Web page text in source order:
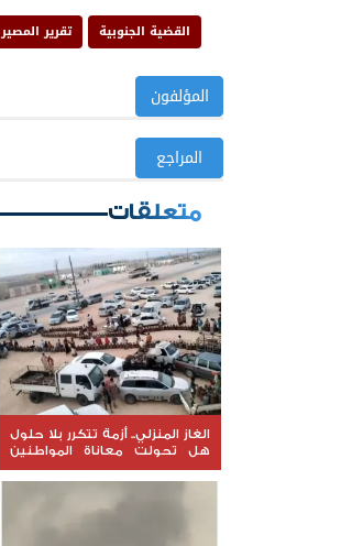
القضية الجنوبية تقرير المصير
المؤلفون
المراجع
متعلقات
الغاز المنزلي.. أزمة تتكرر بلا حلول
هل تحولت معاناة المواطنين
ضغط أم نتيجة لفشل الإدارة؟